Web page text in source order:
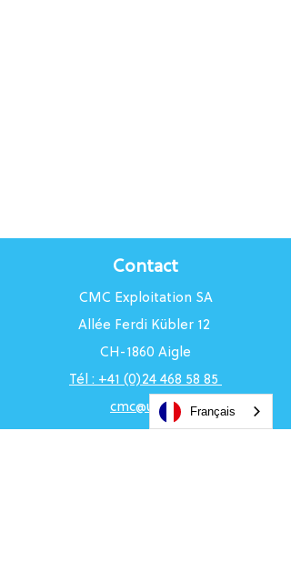
Contact
CMC Exploitation SA
Allée Ferdi Kübler 12
CH-1860 Aigle
Tél : +41 (0)24 468 58 85
cmc@uci.ch
Français